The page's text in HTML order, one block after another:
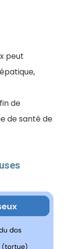
peut
de
de santé de